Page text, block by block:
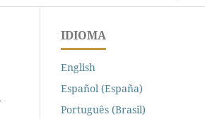
IDIOMA
English
Español (España)
Português (Brasil)